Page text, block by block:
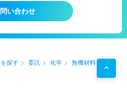
い合わせ
探す 委託 化学 無機材料